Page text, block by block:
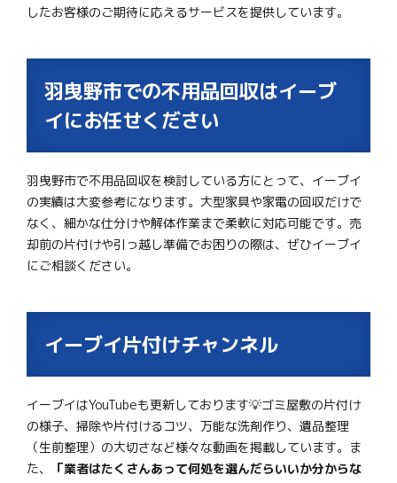
したお客様のご期待に応えるサービスを提供しています。
羽曳野市での不用品回収はイーブ
イにお任せください
羽曳野市で不用品回収を検討している方にとって、イーブイ
の実績は大変参考になります。大型家具や家電の回収だけで
なく、細かな仕分けや解体作業まで柔軟に対応可能です。売
却前の片付けや引っ越し準備でお困りの際は、ぜひイーブイ
にご相談ください。
イーブイ片付けチャンネル
イーブイはYouTubeも更新しております💡ゴミ屋敷の片付け
の様子、掃除や片付けるコツ、万能な洗剤作り、遺品整理
（生前整理）の大切さなど様々な動画を掲載しています。ま
た、
「業者はたくさんあって何処を選んだらいいか分からな